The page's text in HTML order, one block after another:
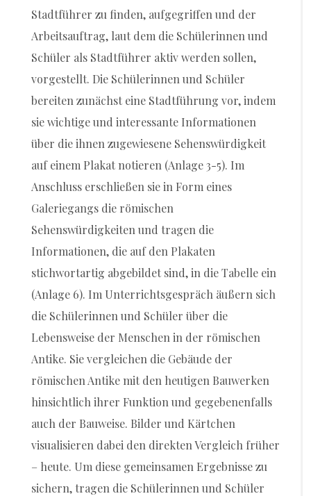
Stadtführer zu finden, aufgegriffen und der
Arbeitsauftrag, laut dem die Schülerinnen und
Schüler als Stadtführer aktiv werden sollen,
vorgestellt. Die Schülerinnen und Schüler
bereiten zunächst eine Stadtführung vor, indem
sie wichtige und interessante Informationen
über die ihnen zugewiesene Sehenswürdigkeit
auf einem Plakat notieren (Anlage 3-5). Im
Anschluss erschließen sie in Form eines
Galeriegangs die römischen
Sehenswürdigkeiten und tragen die
Informationen, die auf den Plakaten
stichwortartig abgebildet sind, in die Tabelle ein
(Anlage 6). Im Unterrichtsgespräch äußern sich
die Schülerinnen und Schüler über die
Lebensweise der Menschen in der römischen
Antike. Sie vergleichen die Gebäude der
römischen Antike mit den heutigen Bauwerken
hinsichtlich ihrer Funktion und gegebenenfalls
auch der Bauweise. Bilder und Kärtchen
visualisieren dabei den direkten Vergleich früher
– heute. Um diese gemeinsamen Ergebnisse zu
sichern, tragen die Schülerinnen und Schüler